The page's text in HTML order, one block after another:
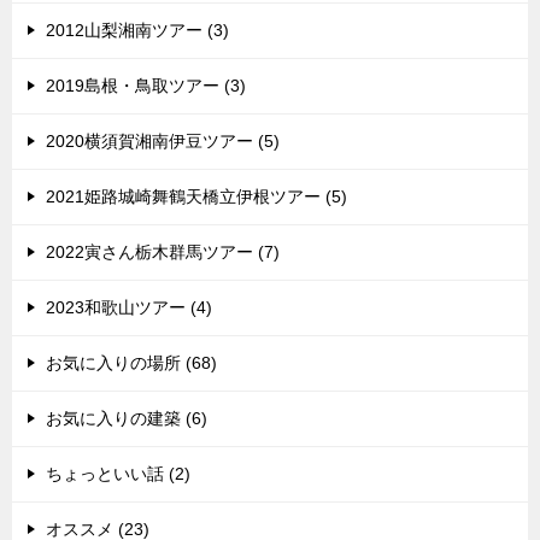
2012山梨湘南ツアー (3)
2019島根・鳥取ツアー (3)
2020横須賀湘南伊豆ツアー (5)
2021姫路城崎舞鶴天橋立伊根ツアー (5)
2022寅さん栃木群馬ツアー (7)
2023和歌山ツアー (4)
お気に入りの場所 (68)
お気に入りの建築 (6)
ちょっといい話 (2)
オススメ (23)